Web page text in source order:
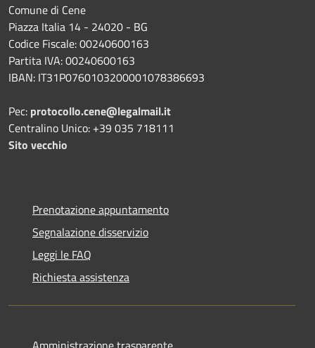
Comune di Cene
Piazza Italia 14 - 24020 - BG
Codice Fiscale: 00240600163
Partita IVA: 00240600163
IBAN: IT31P0760103200001078386693
Pec: protocollo.cene@legalmail.it
Centralino Unico: +39 035 718111
Sito vecchio
Prenotazione appuntamento
Segnalazione disservizio
Leggi le FAQ
Richiesta assistenza